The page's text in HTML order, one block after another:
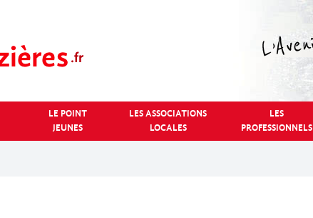
LE POINT
JEUNES
LES ASSOCIATIONS
LOCALES
LES
PROFESSIONNELS